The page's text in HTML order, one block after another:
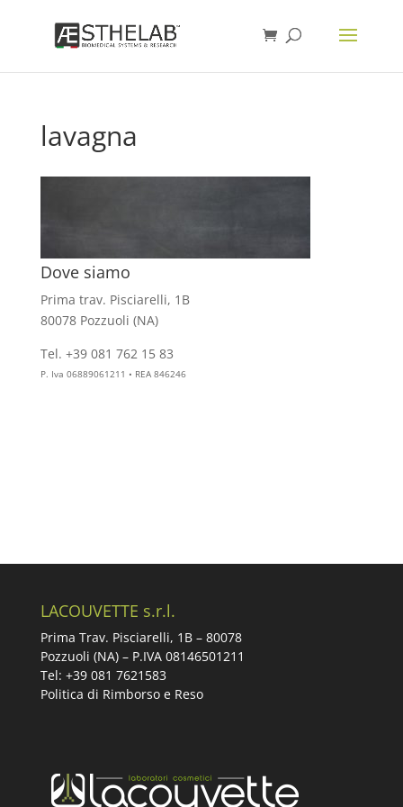
lavagna
Dove siamo
Prima trav. Pisciarelli, 1B
80078 Pozzuoli (NA)
Tel. +39 081 762 15 83
P. Iva 06889061211 • REA 846246
LACOUVETTE s.r.l.
Prima Trav. Pisciarelli, 1B – 80078
Pozzuoli (NA) – P.IVA 08146501211
Tel: +39 081 7621583
Politica di Rimborso e Reso